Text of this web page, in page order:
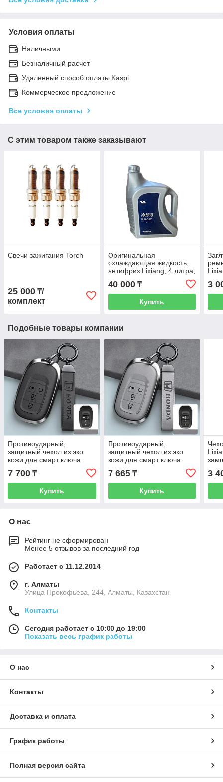
Условия оплаты
Наличными
Безналичный расчет
Удаленный способ оплаты Kaspi
Коммерческое предложение
Все условия оплаты
С этим товаром также заказывают
Свечи зажигания Torch
25 000 ₸/
комплект
Оригинальная
охлаждающая жидкость,
антифриз Lixiang, 4 литра,
Z99-99990041
40 000₸
Купить
3
Подобные товары компании
Противоударный,
защитный чехол из эко
кожи для смарт ключа
цвета
7 700 ₸
Купить
Противоударный,
защитный чехол из эко
кожи для смарт ключа
цвета
7 665₸
Купить
3
О нас
Рейтинг не сформирован
Менее 5 отзывов за последний год
Работает с 11.12.2014
г. Алматы
​Улица Прокофьева, 244, Алматы, Казахстан
Контакты
Сегодня работает с 10:00 до 19:00
Показать весь график работы
О нас
Контакты
Доставка и оплата
График работы
Полная версия сайта